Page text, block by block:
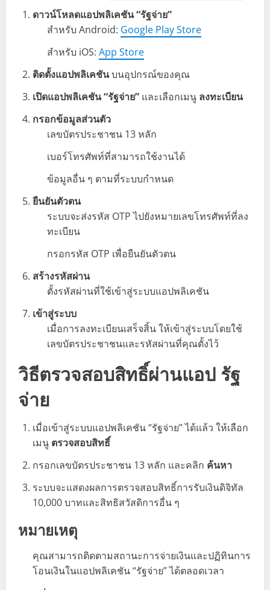
ดาวน์โหลดแอปพลิเคชัน “รัฐจ่าย”
สำหรับ Android: Google Play Store
สำหรับ iOS: App Store
ติดตั้งแอปพลิเคชันบนอุปกรณ์ของคุณ
เปิดแอปพลิเคชัน “รัฐจ่าย” และเลือกเมนู ลงทะเบียน
กรอกข้อมูลส่วนตัว
เลขบัตรประชาชน 13 หลัก
เบอร์โทรศัพท์ที่สามารถใช้งานได้
ข้อมูลอื่น ๆ ตามที่ระบบกำหนด
ยืนยันตัวตน
ระบบจะส่งรหัส OTP ไปยังหมายเลขโทรศัพท์ที่ลง
ทะเบียน
กรอกรหัส OTP เพื่อยืนยันตัวตน
สร้างรหัสผ่าน
ตั้งรหัสผ่านที่ใช้เข้าสู่ระบบแอปพลิเคชัน
เข้าสู่ระบบ
เมื่อการลงทะเบียนเสร็จสิ้น ให้เข้าสู่ระบบโดยใช้
เลขบัตรประชาชนและรหัสผ่านที่คุณตั้งไว้
วิธีตรวจสอบสิทธิ์ผ่านแอป รัฐ
จ่าย
เมื่อเข้าสู่ระบบแอปพลิเคชัน “รัฐจ่าย” ได้แล้ว ให้เลือก
เมนู ตรวจสอบสิทธิ์
กรอกเลขบัตรประชาชน 13 หลัก และคลิก ค้นหา
ระบบจะแสดงผลการตรวจสอบสิทธิ์การรับเงินดิจิทัล
10,000 บาทและสิทธิสวัสดิการอื่น ๆ
หมายเหตุ
คุณสามารถติดตามสถานะการจ่ายเงินและปฏิทินการ
โอนเงินในแอปพลิเคชัน “รัฐจ่าย” ได้ตลอดเวลา